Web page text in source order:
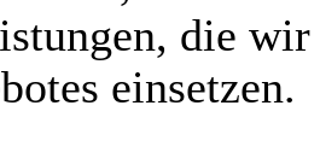
die
einsetzen.